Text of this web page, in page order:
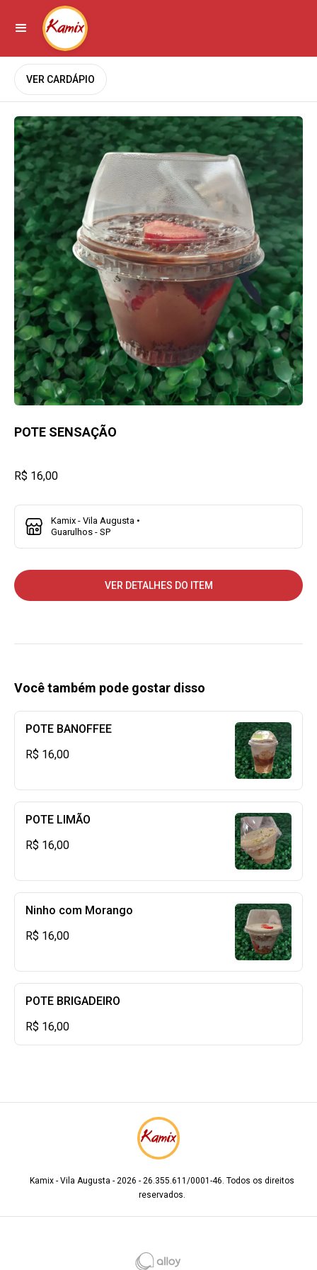
VER CARDÁPIO
POTE SENSAÇÃO
R$ 16,00
Kamix - Vila Augusta •
Guarulhos - SP
VER DETALHES DO ITEM
Você também pode gostar disso
POTE BANOFFEE
R$ 16,00
POTE LIMÃO
R$ 16,00
Ninho com Morango
R$ 16,00
POTE BRIGADEIRO
R$ 16,00
Kamix - Vila Augusta - 2026 - 26.355.611/0001-46. Todos os direitos
reservados.